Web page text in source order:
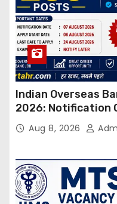
Indian Overseas
2026: Notification
OnlineAug 8, 2026